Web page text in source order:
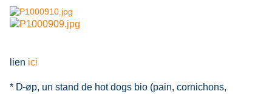
lien ici
* D øp, un stand de hot dogs bio (pain, cornichons,